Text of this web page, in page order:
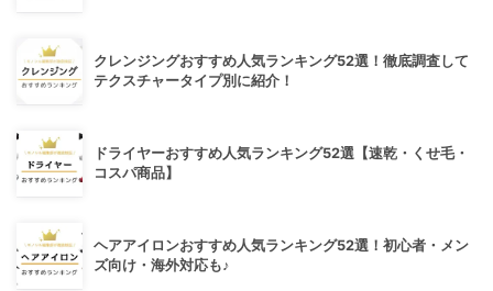
クレンジングおすすめ人気ランキング52選！徹底調査して
テクスチャータイプ別に紹介！
ドライヤーおすすめ人気ランキング52選【速乾・くせ毛・
コスパ商品】
ヘアアイロンおすすめ人気ランキング52選！初心者・メン
ズ向け・海外対応も♪